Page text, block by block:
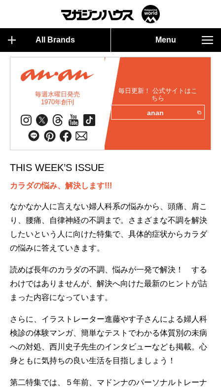
All Brands Menu
毎週水曜日発売
1970年創刊
毎日更新！ 公式サイトはこ
ちら
anan
THIS WEEK’S ISSUE
カラダの悩み、解決します!!!
なかなか人に言えない婦人科系の悩みから、頭痛、肩こ
り、腰痛、自律神経の不調まで。さまざまな不調を解決
したいという人に向けた特集で、具体的症状からカラダ
の悩みに答えていきます。
読めば長年のカラダの不調、悩みが一発で解決！ する
わけではありませんが、解決へ向けた最新のヒントが詰
まった内容になっています。
さらに、イラストレーター進藤やす子さんによる婦人科
検診の体験マンガ、簡単なテストでわかる体質別の未病
への対処、西川史子先生のインタビューなども掲載。心
身ともに気持ちの良い生活を目指しましょう！
第二特集では、５年前、マドンナのパーソナルトレーナ